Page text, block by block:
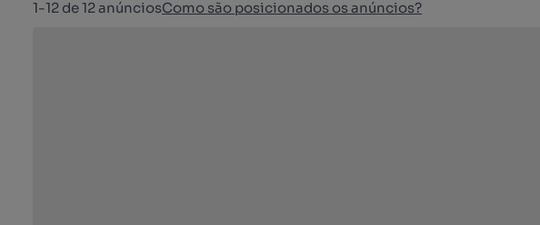
1-12 de 12 anúnciosComo são posicionados os anúncios?